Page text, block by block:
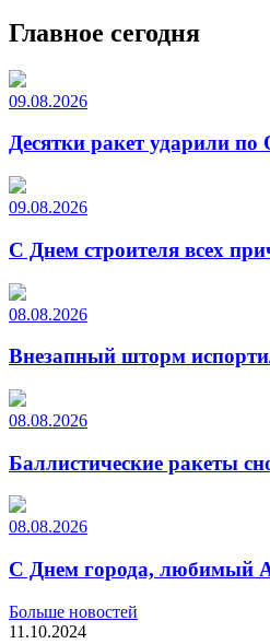
Главное сегодня
09.08.2026
Десятки ракет ударили
09.08.2026
С Днем строителя всех
08.08.2026
Внезапный шторм
08.08.2026
Баллистические ракеты
08.08.2026
С Днем города, любимый
Больше новостей
11.10.2024